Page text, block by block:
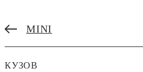
MINI
КУЗОВ